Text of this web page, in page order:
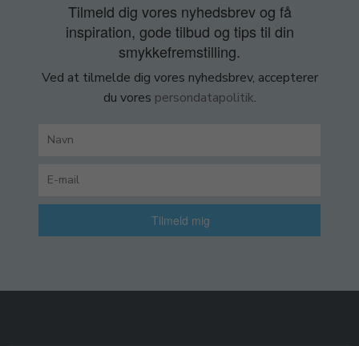
Tilmeld dig vores nyhedsbrev og få
inspiration, gode tilbud og tips til din
smykkefremstilling.
Ved at tilmelde dig vores nyhedsbrev, accepterer
du vores persondatapolitik.
Tilmeld mig